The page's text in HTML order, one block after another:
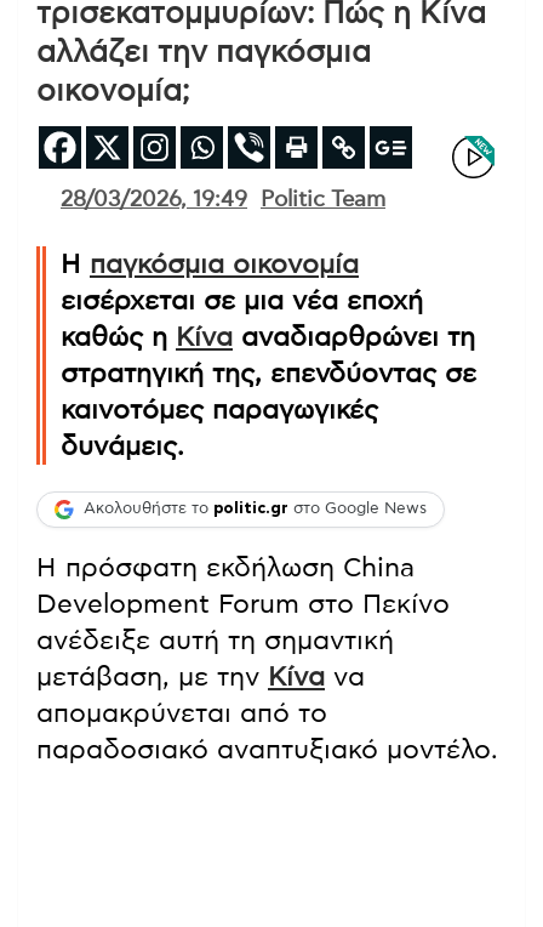
τρισεκατομμυρίων: Πώς η Κίνα
αλλάζει την παγκόσμια
οικονομία;
28/03/2026, 19:49 Politic Team
Η παγκόσμια οικονομία
εισέρχεται σε μια νέα εποχή
καθώς η Κίνα αναδιαρθρώνει τη
στρατηγική της, επενδύοντας σε
καινοτόμες παραγωγικές
δυνάμεις.
Ακολουθήστε το politic.gr στο Google News
Η πρόσφατη εκδήλωση China
Development Forum στο Πεκίνο
ανέδειξε αυτή τη σημαντική
μετάβαση, με την Κίνα να
απομακρύνεται από το
παραδοσιακό αναπτυξιακό μοντέλο.